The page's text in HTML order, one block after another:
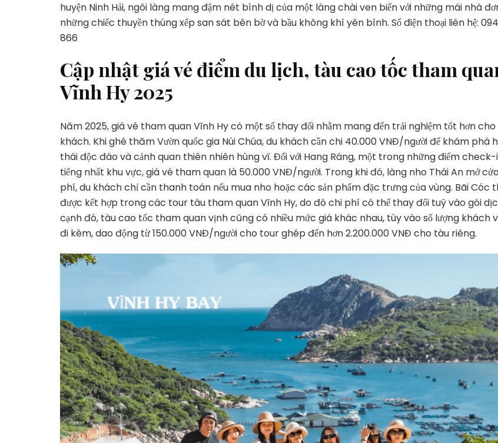
huyện Ninh Hải, ngôi làng mang đậm nét bình dị của một làng chài ven biển với những mái nhà
những chiếc thuyền thúng xếp san sát bên bờ và bầu không khí yên bình. Số điện thoại liên hệ:
866
Cập nhật giá vé điểm du lịch, tàu cao tốc tham
Vĩnh Hy 2025
Năm 2025, giá vé tham quan Vĩnh Hy có một số thay đổi nhằm mang đến trải nghiệm tốt hơn cho
khách. Khi ghé thăm Vườn quốc gia Núi Chúa, du khách cần chi 40.000 VNĐ/người để khám phá
thái độc đáo và cảnh quan thiên nhiên hùng vĩ. Đối với Hang Ráng, một trong những điểm check-
tiếng nhất khu vực, giá vé tham quan là 50.000 VNĐ/người. Trong khi đó, làng nho Thái An mở
phí, du khách chỉ cần thanh toán nếu mua nho hoặc các sản phẩm đặc trưng của vùng. Bãi Cóc
được kết hợp trong các tour tàu tham quan Vĩnh Hy, do đó chi phí có thể thay đổi tuỳ vào gói
cạnh đó, tàu cao tốc tham quan vịnh cũng có nhiều mức giá khác nhau, tùy vào số lượng khách
đi kèm, dao động từ 150.000 VNĐ/người cho tour ghép đến hơn 2.200.000 VNĐ cho tàu riêng.